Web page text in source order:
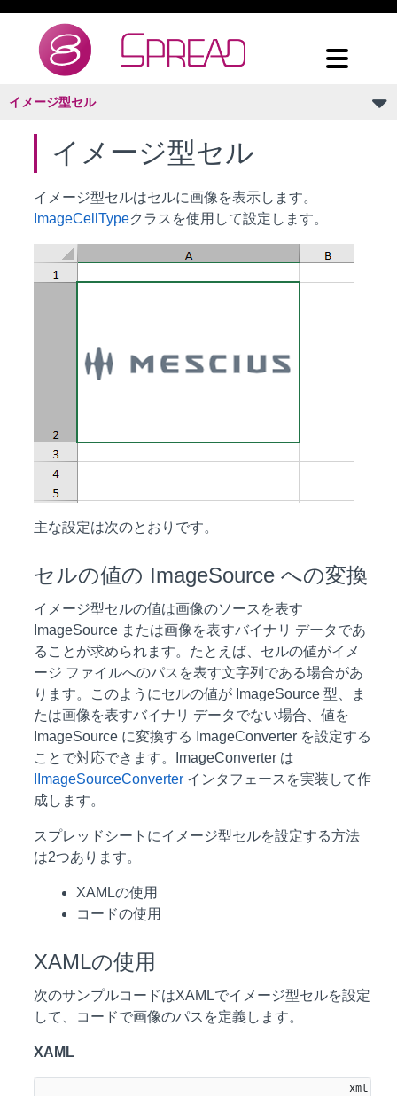
イメージ型セル
イメージ型セル
イメージ型セルはセルに画像を表示します。
ImageCellTypeクラスを使用して設定します。
主な設定は次のとおりです。
セルの値の ImageSource への変換
イメージ型セルの値は画像のソースを表す
ImageSource または画像を表すバイナリ データであ
ることが求められます。たとえば、セルの値がイメ
ージ ファイルへのパスを表す文字列である場合があ
ります。このようにセルの値が ImageSource 型、ま
たは画像を表すバイナリ データでない場合、値を
ImageSource に変換する ImageConverter を設定する
ことで対応できます。ImageConverter は
IImageSourceConverter インタフェースを実装して作
成します。
スプレッドシートにイメージ型セルを設定する方法
は2つあります。
XAMLの使用
コードの使用
XAMLの使用
次のサンプルコードはXAMLでイメージ型セルを設定
して、コードで画像のパスを定義します。
XAML